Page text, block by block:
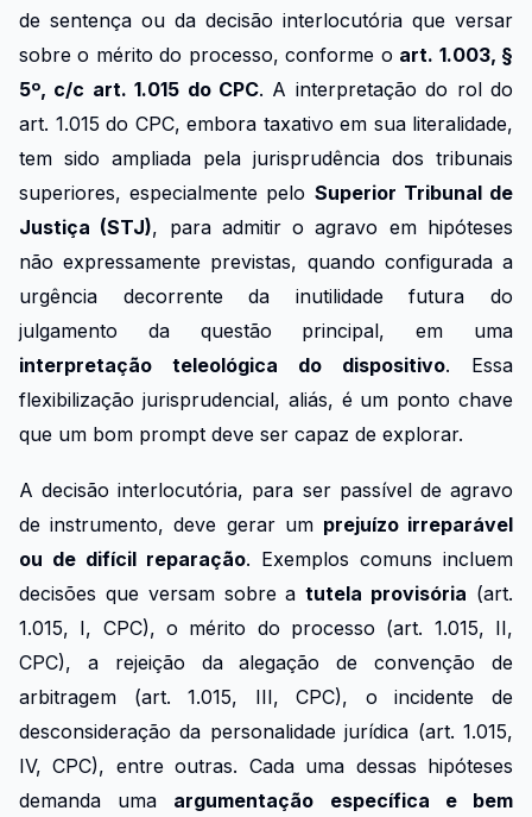
de sentença ou da decisão interlocutória que versar
sobre o mérito do processo, conforme o art. 1.003, §
5º, c/c art. 1.015 do CPC. A interpretação do rol do
art. 1.015 do CPC, embora taxativo em sua literalidade,
tem sido ampliada pela jurisprudência dos tribunais
superiores, especialmente pelo Superior Tribunal de
Justiça (STJ), para admitir o agravo em hipóteses
não expressamente previstas, quando configurada a
urgência decorrente da inutilidade futura do
julgamento da questão principal, em uma
interpretação teleológica do dispositivo. Essa
flexibilização jurisprudencial, aliás, é um ponto chave
que um bom prompt deve ser capaz de explorar.
A decisão interlocutória, para ser passível de agravo
de instrumento, deve gerar um prejuízo irreparável
ou de difícil reparação. Exemplos comuns incluem
decisões que versam sobre atutela provisória (art.
1.015, I, CPC), o mérito do processo (art. 1.015, II,
CPC), a rejeição da alegação de convenção de
arbitragem (art. 1.015, III, CPC), o incidente de
desconsideração da personalidade jurídica (art. 1.015,
IV, CPC), entre outras. Cada uma dessas hipóteses
demanda uma argumentação específica e bem